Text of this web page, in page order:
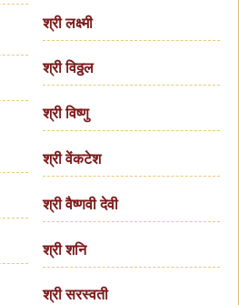
श्री लक्ष्मी
श्री विठ्ठल
श्री विष्णु
श्री वेंकटेश
श्री वैष्णवी देवी
श्री शनि
श्री सरस्वती